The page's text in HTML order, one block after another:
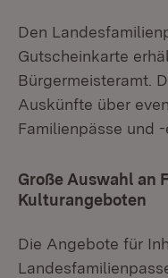
Den
Gutscheinkarte
Bürgermeisteramt.
Auskünfte über
Familienpässe und
Große Auswahl an
Kulturangeboten
Die Angebote für